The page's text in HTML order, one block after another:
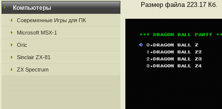
Компьютеры
Современные Игры для ПК
Microsoft MSX-1
Oric
Sinclair ZX-81
ZX Spectrum
Размер файла 223.17 Кб.